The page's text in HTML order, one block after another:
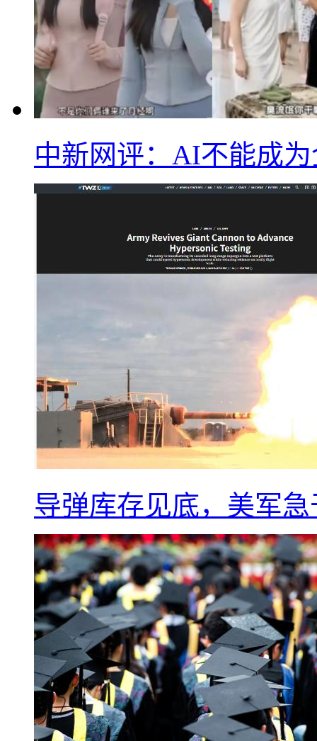
中新网评：AI不能成
导弹库存见底，美军